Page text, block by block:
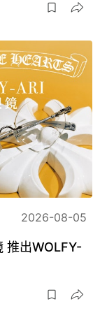
2026-08-05
推出WOLFY-